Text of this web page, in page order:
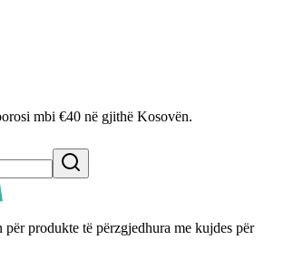
mbi €40 në gjithë Kosovën.
për produkte të përzgjedhura me kujdes për